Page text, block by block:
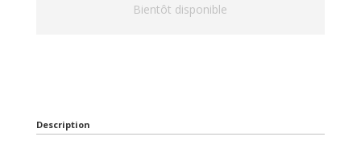
Bientôt disponible
Description